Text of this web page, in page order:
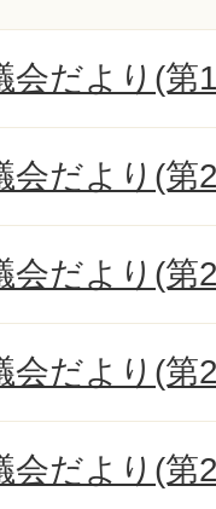
会だより(第
会だより(第
会だより(第
会だより(第
会だより(第